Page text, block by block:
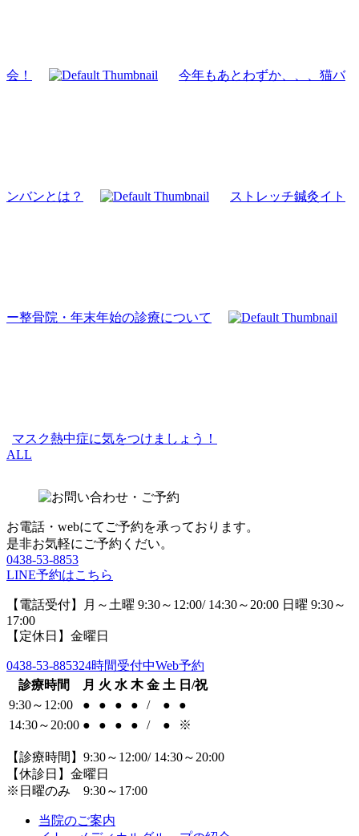
会！ 今年もあとわずか、、、猫バ
ンバンとは？ ストレッチ鍼灸イト
ー整骨院・年末年始の診療について
マスク熱中症に気をつけましょう！
ALL
お電話・webにてご予約を承っております。
是非お気軽にご予約くだい。
0438-53-8853
LINE予約はこちら
【電話受付】月～土曜 9:30～12:00/ 14:30～20:00 日曜 9:30～
17:00
【定休日】金曜日
0438-53-885324時間受付中Web予約
診療時間
月 火 水 木 金 土 日/祝
9:30～12:00
● ● ● ● / ●
●
14:30～20:00 ● ● ● ● / ● ※
【診療時間】9:30～12:00/ 14:30～20:00
【休診日】金曜日
※日曜のみ 9:30～17:00
当院のご案内